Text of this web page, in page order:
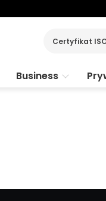
Certyfikat
Business